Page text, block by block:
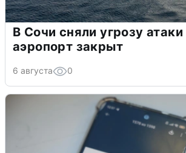
В Сочи сняли угрозу
аэропорт закрыт
6 августа 0